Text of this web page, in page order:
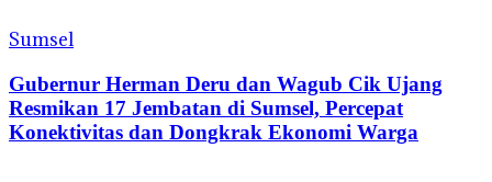
Sumsel
Gubernur Herman Deru dan Wagub Cik Ujang
Resmikan 17 Jembatan di Sumsel, Percepat
Konektivitas dan Dongkrak Ekonomi Warga